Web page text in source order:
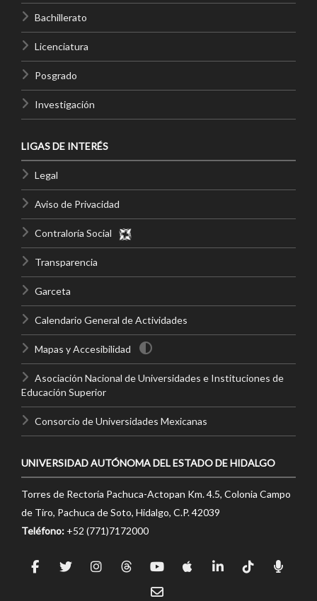
Bachillerato
Licenciatura
Posgrado
Investigación
LIGAS DE INTERÉS
Legal
Aviso de Privacidad
Contraloría Social
Transparencia
Garceta
Calendario General de Actividades
Mapas y Accesibilidad
Asociación Nacional de Universidades e Instituciones de
Educación Superior
Consorcio de Universidades Mexicanas
UNIVERSIDAD AUTÓNOMA DEL ESTADO DE HIDALGO
Torres de Rectoría Pachuca-Actopan Km. 4.5, Colonia Campo
de Tiro, Pachuca de Soto, Hidalgo, C.P. 42039
Teléfono: +52 (771)7172000